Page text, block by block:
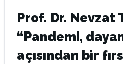
Prof. Dr. Nevzat
“Pandemi,
açısından bir